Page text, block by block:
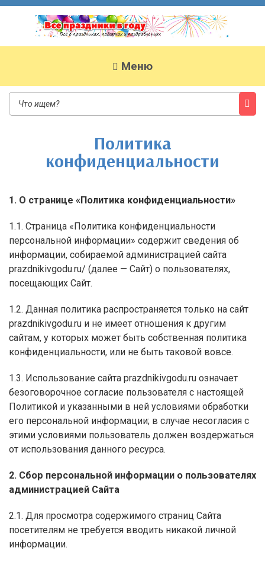
Все праздники в году
Меню
Политика
конфиденциальности
1. О странице «Политика конфиденциальности»
1.1. Страница «Политика конфиденциальности
персональной информации» содержит сведения об
информации, собираемой администрацией сайта
prazdnikivgodu.ru/ (далее — Сайт) о пользователях,
посещающих Сайт.
1.2. Данная политика распространяется только на cайт
prazdnikivgodu.ru и не имеет отношения к другим
сайтам, у которых может быть собственная политика
конфиденциальности, или не быть таковой вовсе.
1.3. Использование сайта prazdnikivgodu.ru означает
безоговорочное согласие пользователя с настоящей
Политикой и указанными в ней условиями обработки
его персональной информации; в случае несогласия с
этими условиями пользователь должен воздержаться
от использования данного ресурса.
2. Сбор персональной информации о пользователях
администрацией Сайта
2.1. Для просмотра содержимого страниц Сайта
посетителям не требуется вводить никакой личной
информации.